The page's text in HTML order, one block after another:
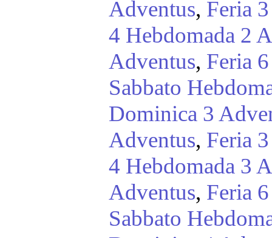
Adventus, Feria
4 Hebdomada 2
Adventus, Feria
Sabbato
Dominica 3
Adventus, Feria
4 Hebdomada 3
Adventus, Feria
Sabbato